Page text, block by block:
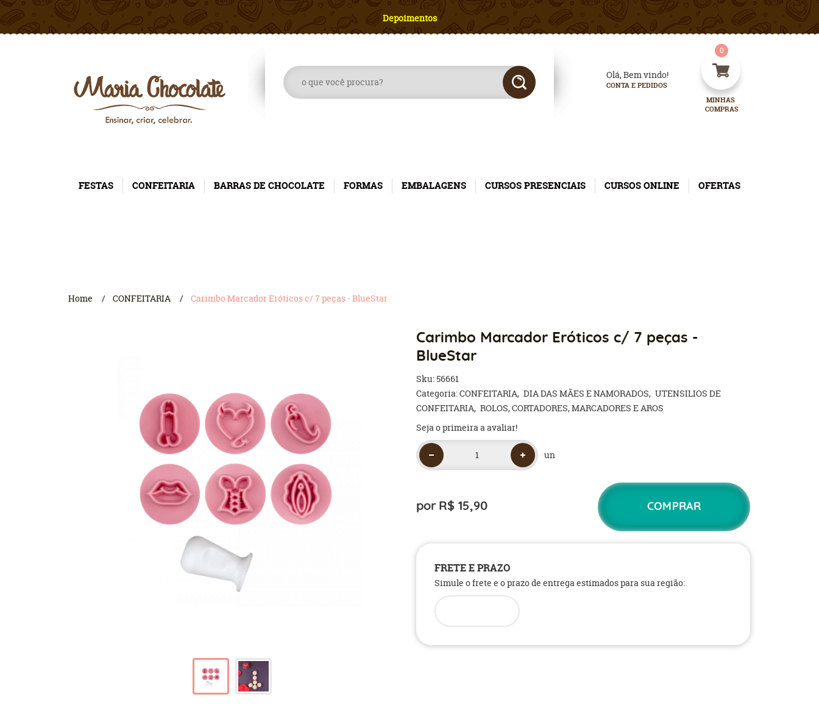
Depoimentos
Olá, Bem vindo!
CONTA E PEDIDOS
MINHAS
COMPRAS
0
FESTAS CONFEITARIA BARRAS DE CHOCOLATE FORMAS EMBALAGENS CURSOS PRESENCIAIS CURSOS ONLINE OFERTAS
Home CONFEITARIA Carimbo Marcador Eróticos c/ 7 peças - BlueStar
Carimbo Marcador Eróticos c/ 7 peças -
BlueStar
Sku:56661
Categoria:CONFEITARIA DIA DAS MÃES E NAMORADOS UTENSILIOS DE
CONFEITARIA ROLOS, CORTADORES, MARCADORES E AROS
Seja o primeira a avaliar!
un
por R$ 15,90 COMPRAR
FRETE E PRAZO
Simule o frete e o prazo de entrega estimados para sua região: